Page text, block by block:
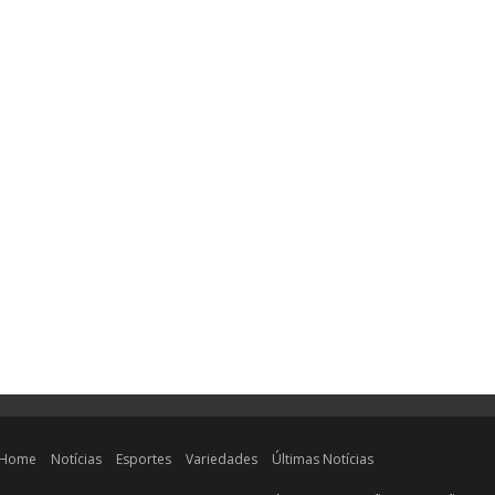
Notícias Esportes Variedades Últimas Notícias